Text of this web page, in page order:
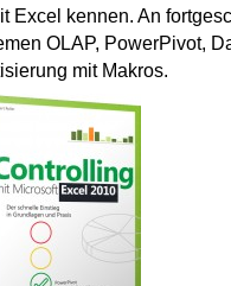
Excel kennen. An
OLAP, PowerPivot,
mit Makros.